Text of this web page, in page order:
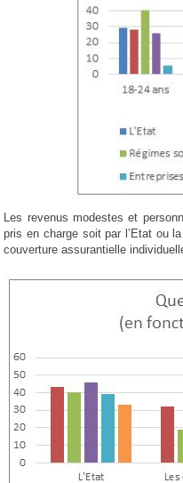
Les revenus modestes et
pris en charge soit par l’Etat ou
couverture assurantielle